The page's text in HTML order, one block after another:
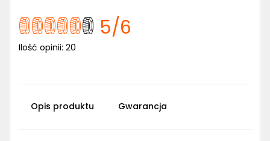
5/6
Ilość opinii: 20
Opis produktu Gwarancja